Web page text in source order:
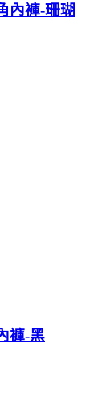
內褲-珊瑚
褲-黑